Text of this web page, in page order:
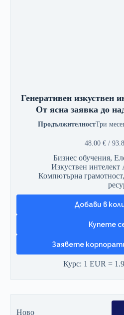
Генеративен изкуствен
От ясна заявка до
ПродължителностТри
48.00 €/
Бизнес обучения,
Изкуствен интелект
Компютърна грамотност,
Добави в
Заявете
Курс: 1 EUR =
Ново